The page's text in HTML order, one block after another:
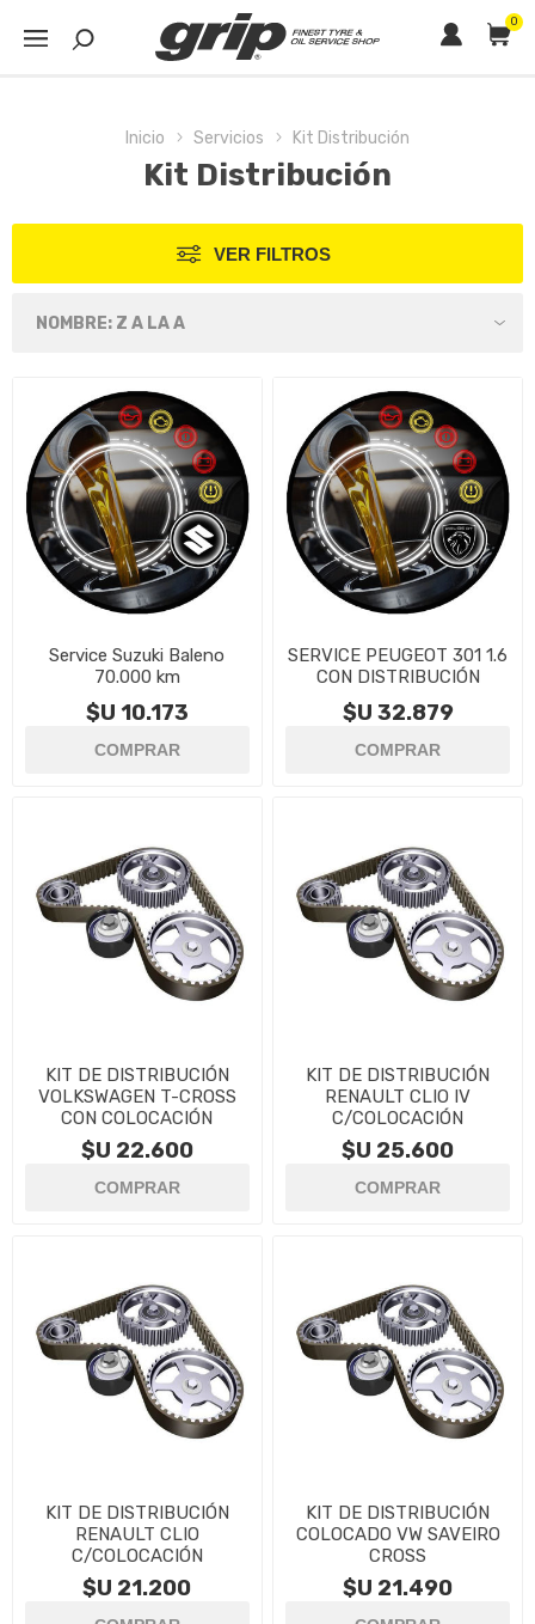
0
Inicio Servicios Kit Distribución
Kit Distribución
VER FILTROS
Service Suzuki Baleno
70.000 km
$U 10.173
SERVICE PEUGEOT 301 1.6
CON DISTRIBUCIÓN
$U 32.879
KIT DE DISTRIBUCIÓN
VOLKSWAGEN T-CROSS
CON COLOCACIÓN
$U 22.600
KIT DE DISTRIBUCIÓN
RENAULT CLIO IV
C/COLOCACIÓN
$U 25.600
KIT DE DISTRIBUCIÓN
RENAULT CLIO
C/COLOCACIÓN
$U 21.200
KIT DE DISTRIBUCIÓN
COLOCADO VW SAVEIRO
CROSS
$U 21.490